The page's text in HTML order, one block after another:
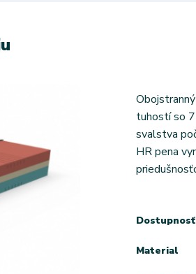
tuhostí so
svalstva
HR pena
Dostupnosť
Material